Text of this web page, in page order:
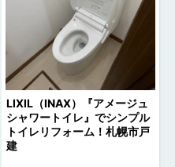
LIXIL（INAX）『アメージュ
シャワートイレ』でシンプル
トイレリフォーム！札幌市戸
建